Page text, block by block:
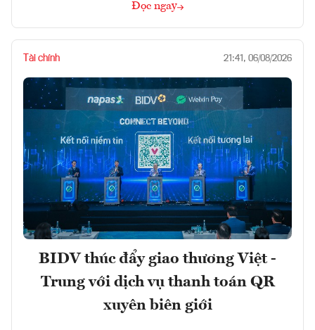
Đọc ngay
Tài chính 21:41, 06/08/2026
BIDV thúc đẩy giao thương Việt -
Trung với dịch vụ thanh toán QR
xuyên biên giới